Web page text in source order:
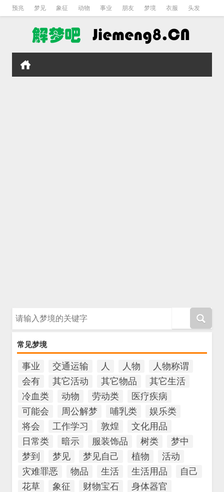
预兆 梦见 象征 动物 事业 朋友 梦境 衣服 头发
常见梦境
事业 交通运输 人 人物
人物称谓
会有
其它活动 其它物品
其它生活
冷血类
动物 劳动类
医疗疾病
可能会
周公解梦 哺乳类
娱乐类
将会
工作学习 敦煌
文化用品
日常类
暗示 服装饰品 树类
梦中
梦到
梦见 梦见自己 植物
活动
灾难罪恶
物品 生活 生活用品
自己
花草
象征 财物宝石
身体器官